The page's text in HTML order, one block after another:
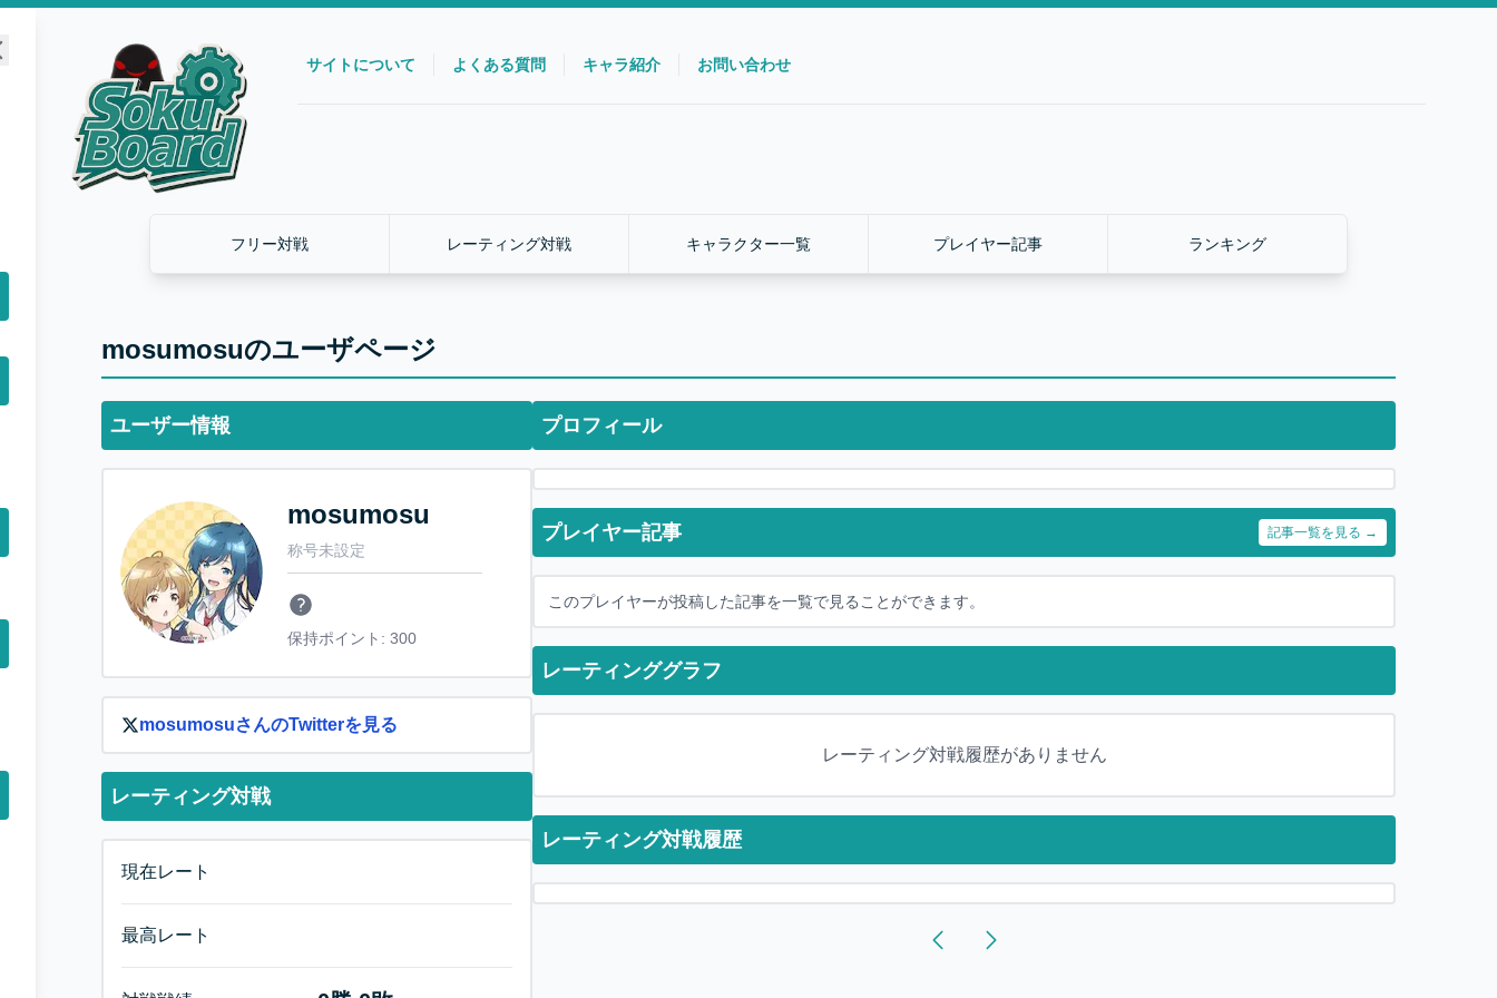
サイトについて よくある質問 キャラ紹介 お問い合わせ
フリー対戦 レーティング対戦 キャラクター一覧 プレイヤー記事 ランキング
mosumosuのユーザページ
ユーザー情報
mosumosu
称号未設定
保持ポイント: 300
mosumosuさんのTwitterを見る
レーティング対戦
現在レート
最高レート
プロフィール
プレイヤー記事 記事一覧を見る →
このプレイヤーが投稿した記事を一覧で見ることができます。
レーティンググラフ
レーティング対戦履歴がありません
レーティング対戦履歴